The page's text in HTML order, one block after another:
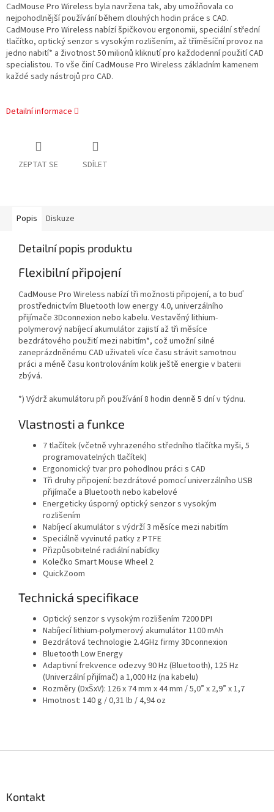
CadMouse Pro Wireless byla navržena tak, aby umožňovala co
nejpohodlnější používání během dlouhých hodin práce s CAD.
CadMouse Pro Wireless nabízí špičkovou ergonomii, speciální střední
tlačítko, optický senzor s vysokým rozlišením, až tříměsíční provoz na
jedno nabití* a životnost 50 milionů kliknutí pro každodenní použití CAD
specialistou. To vše činí CadMouse Pro Wireless základním kamenem
každé sady nástrojů pro CAD.
Detailní informace
ZEPTAT SE SDÍLET
Popis Diskuze
Detailní popis produktu
Flexibilní připojení
CadMouse Pro Wireless nabízí tři možnosti připojení, a to buď
prostřednictvím Bluetooth low energy 4.0, univerzálního
přijímače 3Dconnexion nebo kabelu. Vestavěný lithium-
polymerový nabíjecí akumulátor zajistí až tři měsíce
bezdrátového použití mezi nabitím*, což umožní silné
zaneprázdněnému CAD uživateli více času strávit samotnou
práci a méně času kontrolováním kolik ještě energie v baterii
zbývá.
*) Výdrž akumulátoru při používání 8 hodin denně 5 dní v týdnu.
Vlastnosti a funkce
7 tlačítek (včetně vyhrazeného středního tlačítka myši, 5
programovatelných tlačítek)
Ergonomický tvar pro pohodlnou práci s CAD
Tři druhy připojení: bezdrátové pomocí univerzálního USB
přijímače a Bluetooth nebo kabelové
Energeticky úsporný optický senzor s vysokým
rozlišením
Nabíjecí akumulátor s výdrží 3 měsíce mezi nabitím
Speciálně vyvinuté patky z PTFE
Přizpůsobitelné radiální nabídky
Kolečko Smart Mouse Wheel 2
QuickZoom
Technická specifikace
Optický senzor s vysokým rozlišením 7200 DPI
Nabíjecí lithium-polymerový akumulátor 1100 mAh
Bezdrátová technologie 2.4GHz firmy 3Dconnexion
Bluetooth Low Energy
Adaptivní frekvence odezvy 90 Hz (Bluetooth), 125 Hz
(Univerzální přijímač) a 1,000 Hz (na kabelu)
Rozměry (DxŠxV): 126 x 74 mm x 44 mm / 5,0” x 2,9” x 1,7
Hmotnost: 140 g / 0,31 lb / 4,94 oz
Kontakt